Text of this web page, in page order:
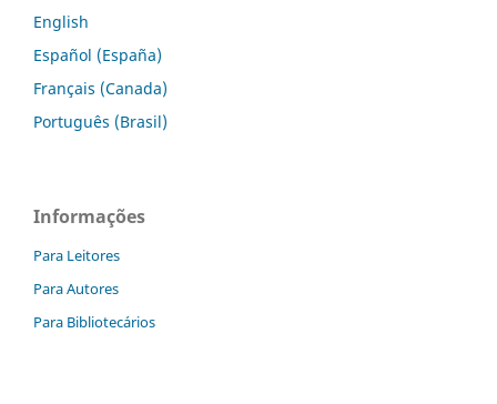
English
Español (España)
Français (Canada)
Português (Brasil)
Informações
Para Leitores
Para Autores
Para Bibliotecários